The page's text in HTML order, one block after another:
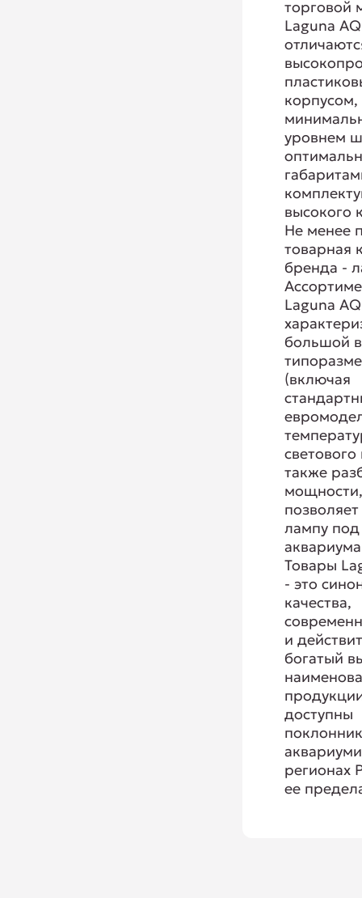
торговой
Laguna
корпусом,
уровнем
высокого
Не менее
товарная
бренда -
Laguna
большой
(включая
также
лампу
Товары
- это
качества,
и
богатый
доступны
регионах
ее